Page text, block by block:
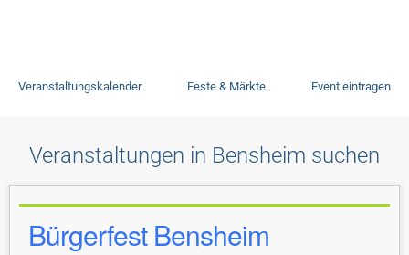
Veranstaltungskalender Feste & Märkte Event eintragen
Veranstaltungen in Bensheim suchen
Bürgerfest Bensheim